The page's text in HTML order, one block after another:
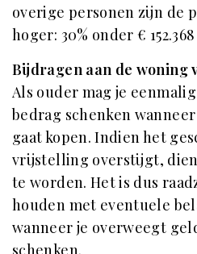
overige personen zijn de
hoger: 30% onder €
Bijdragen aan de woning
Als ouder mag je
bedrag schenken
gaat kopen. Indien het
vrijstelling overstijgt,
te worden. Het is dus
houden met eventuele
wanneer je overweegt
schenken.